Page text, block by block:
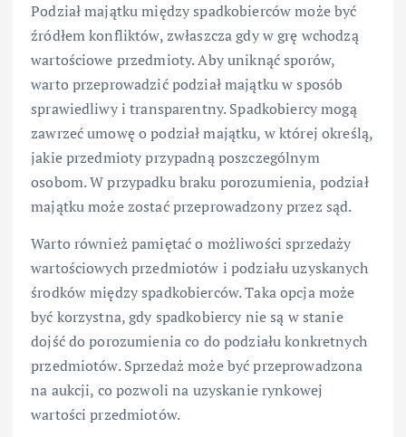
Podział majątku między spadkobierców może być
źródłem konfliktów, zwłaszcza gdy w grę wchodzą
wartościowe przedmioty. Aby uniknąć sporów,
warto przeprowadzić podział majątku w sposób
sprawiedliwy i transparentny. Spadkobiercy mogą
zawrzeć umowę o podział majątku, w której określą,
jakie przedmioty przypadną poszczególnym
osobom. W przypadku braku porozumienia, podział
majątku może zostać przeprowadzony przez sąd.
Warto również pamiętać o możliwości sprzedaży
wartościowych przedmiotów i podziału uzyskanych
środków między spadkobierców. Taka opcja może
być korzystna, gdy spadkobiercy nie są w stanie
dojść do porozumienia co do podziału konkretnych
przedmiotów. Sprzedaż może być przeprowadzona
na aukcji, co pozwoli na uzyskanie rynkowej
wartości przedmiotów.